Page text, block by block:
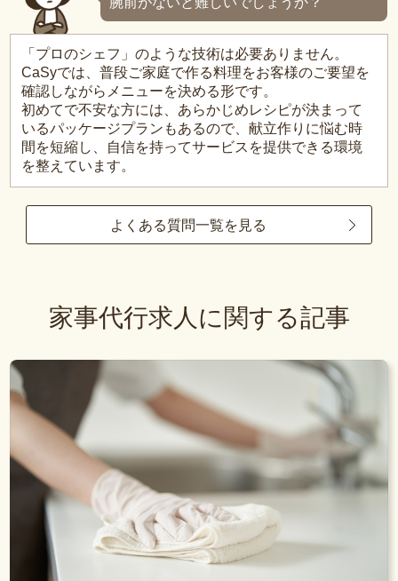
「プロのシェフ」のような技術は必要ありません。
CaSyでは、普段ご家庭で作る料理をお客様のご要望を
確認しながらメニューを決める形です。
初めてで不安な方には、あらかじめレシピが決まって
いるパッケージプランもあるので、献立作りに悩む時
間を短縮し、自信を持ってサービスを提供できる環境
を整えています。
よくある質問一覧を見る
家事代行求人に関する記事